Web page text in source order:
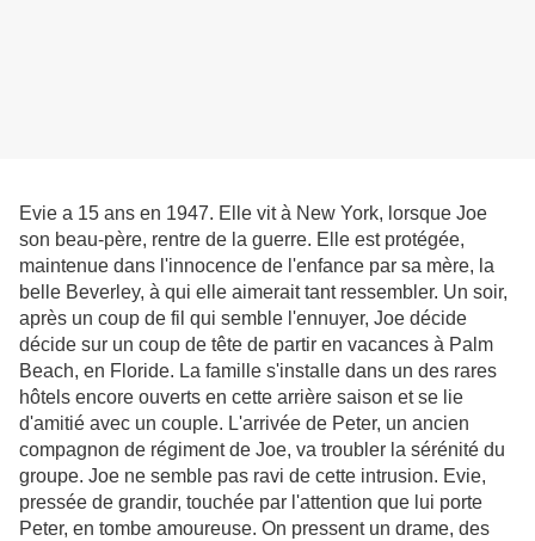
Evie a 15 ans en 1947. Elle vit à New York, lorsque Joe
son beau-père, rentre de la guerre. Elle est protégée,
maintenue dans l'innocence de l'enfance par sa mère, la
belle Beverley, à qui elle aimerait tant ressembler. Un soir,
après un coup de fil qui semble l'ennuyer, Joe décide
décide sur un coup de tête de partir en vacances à Palm
Beach, en Floride. La famille s'installe dans un des rares
hôtels encore ouverts en cette arrière saison et se lie
d'amitié avec un couple. L'arrivée de Peter, un ancien
compagnon de régiment de Joe, va troubler la sérénité du
groupe. Joe ne semble pas ravi de cette intrusion. Evie,
pressée de grandir, touchée par l'attention que lui porte
Peter, en tombe amoureuse. On pressent un drame, des